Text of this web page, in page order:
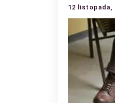
12 listopada,